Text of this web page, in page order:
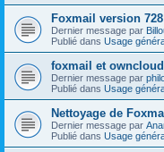
Foxmail version
Dernier message par
Publié dans Usage
foxmail et
Dernier message par
Publié dans Usage
Nettoyage de
Dernier message par
Publié dans Usage